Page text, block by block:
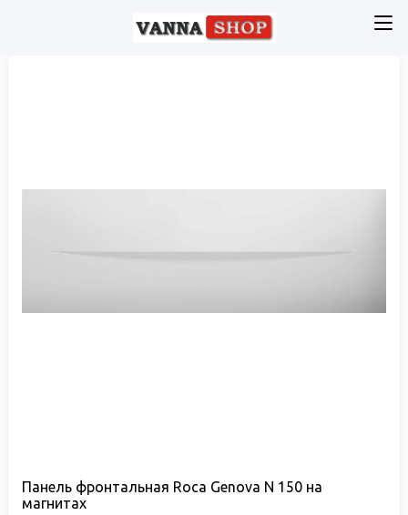
Панель фронтальная Roca Genova N 150 на
магнитах